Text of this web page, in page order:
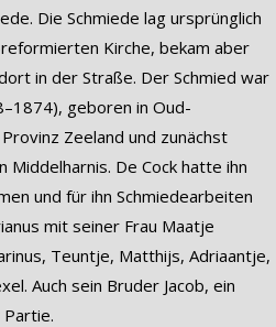
Die Schmiede lag ursprünglich
Kirche, bekam aber
in der Straße. Der Schmied war
geboren in Oud-
Zeeland und zunächst
Middelharnis. De Cock hatte ihn
und für ihn Schmiedearbeiten
mit seiner Frau Maatje
Teuntje, Matthijs, Adriaantje,
Auch sein Bruder Jacob, ein